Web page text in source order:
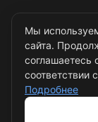
Мы
сайта.
соглашаетесь
соответствии
Подробнее